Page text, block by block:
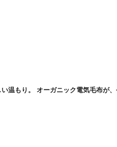
温もり。 オーガニック電気毛布が